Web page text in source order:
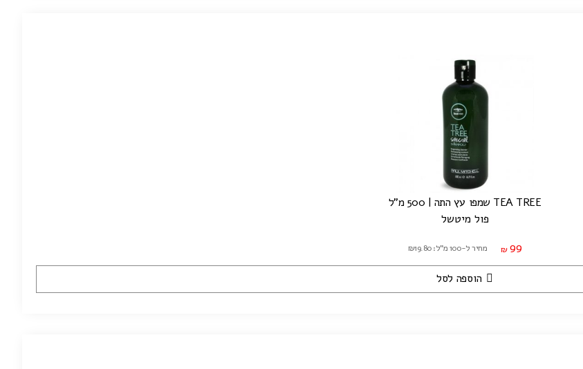
TEA TREE שמפו עץ התה | 500 מ"ל
פול מיטשל
₪ 99 מחיר ל-100 מ"ל: ₪19.80
הוספה לסל